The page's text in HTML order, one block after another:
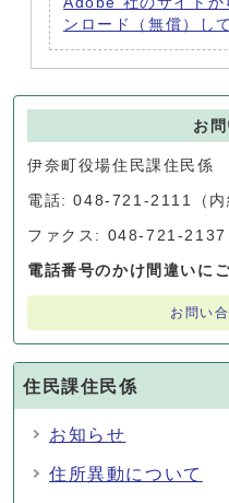
ンロード（無償）し
お
伊奈町役場住民課住民係
電話: 048-721-2111（内
ファクス: 048-721-2137
電話番号のかけ間違いに
お問い
住民課住民係
お知らせ
住所異動について